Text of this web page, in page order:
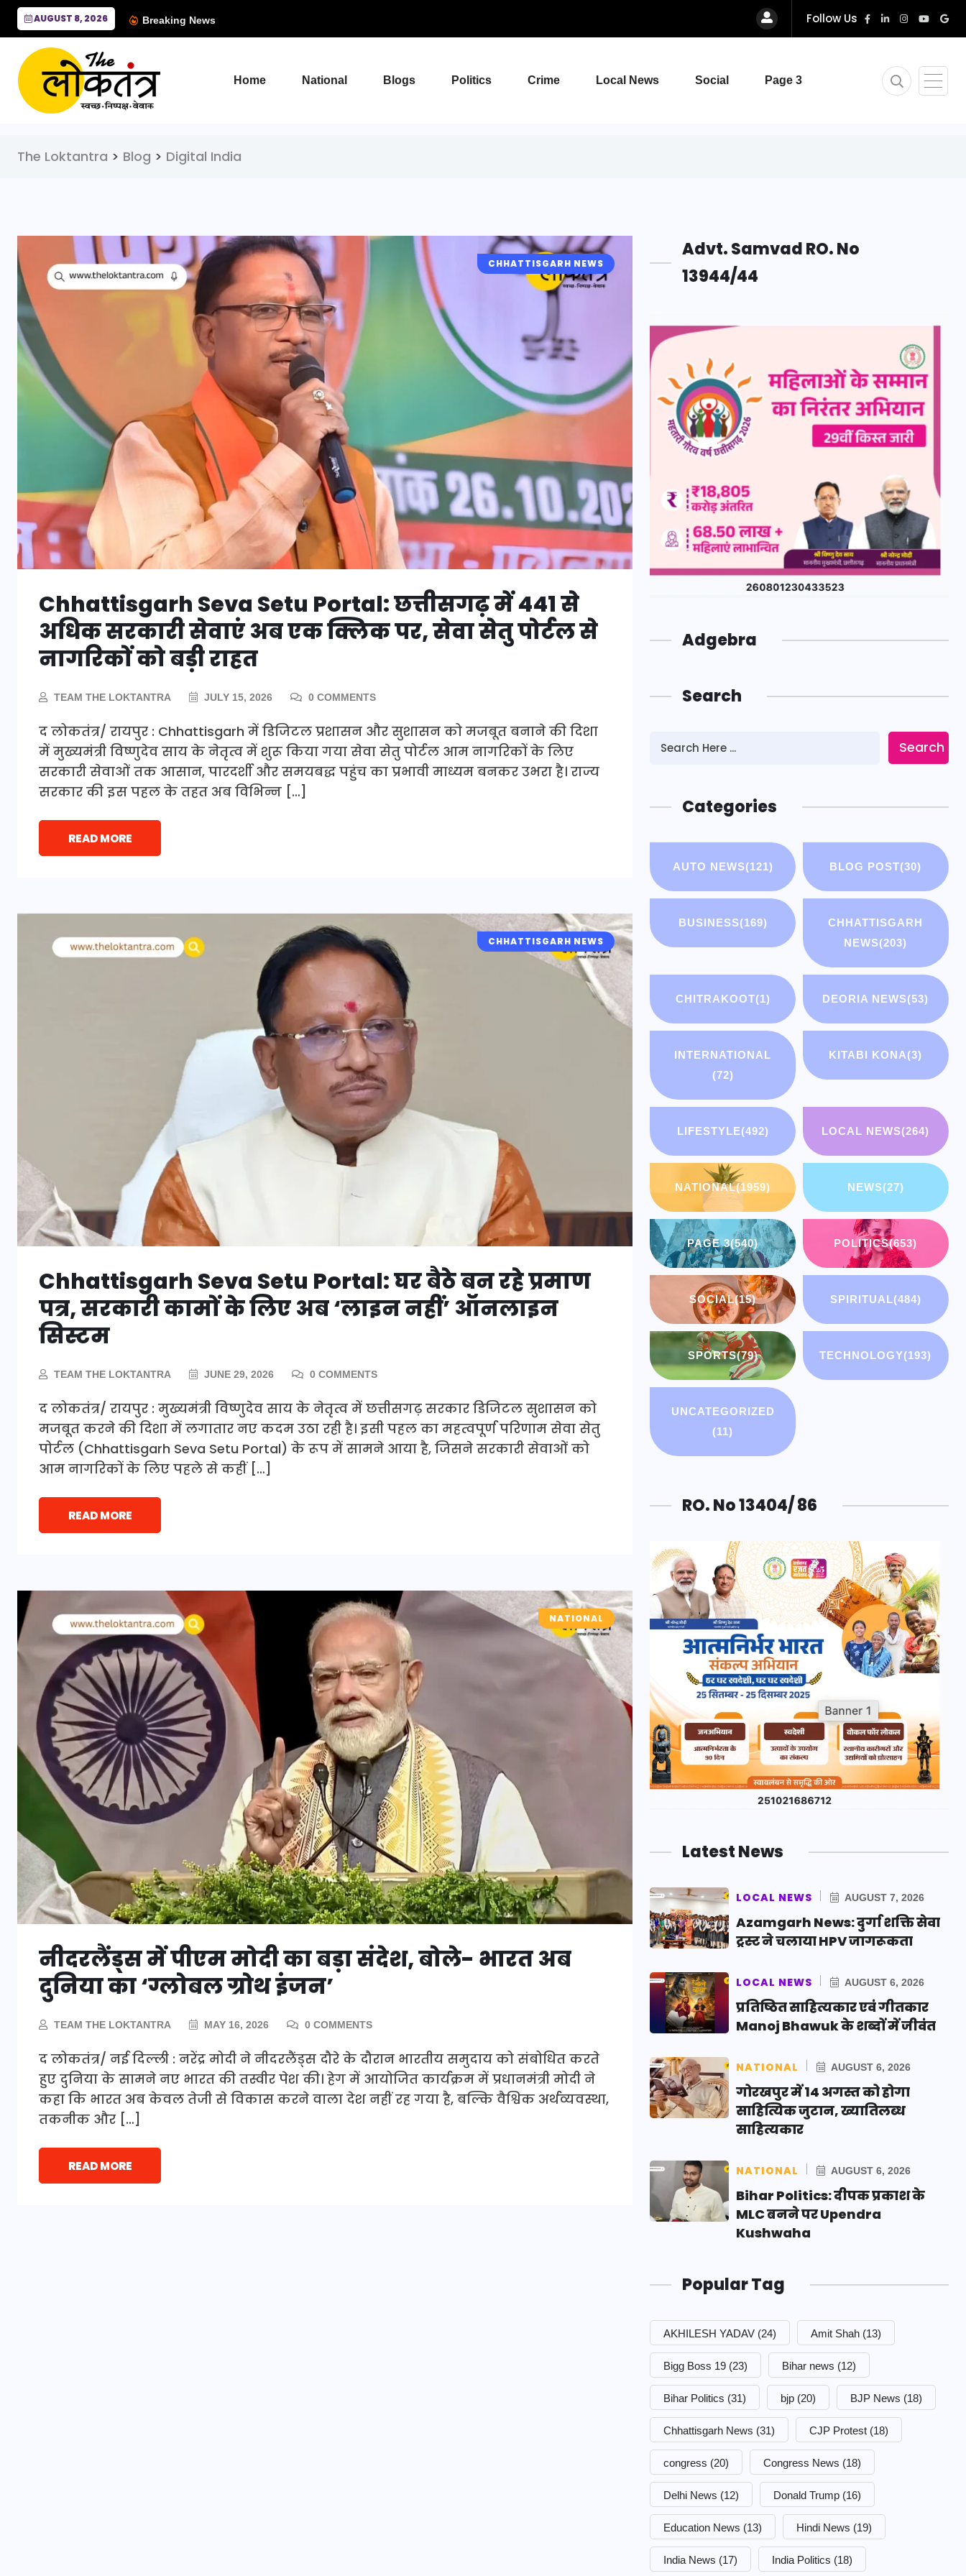
AUGUST 8, 2026 Breaking News Follow Us
Home National Blogs Politics Crime Local News Social Page 3
The Loktantra > Blog > Digital India
CHHATTISGARH NEWS
Chhattisgarh Seva Setu Portal: छत्तीसगढ़ में 441 से
अधिक सरकारी सेवाएं अब एक क्लिक पर, सेवा सेतु पोर्टल से
नागरिकों को बड़ी राहत
TEAM THE LOKTANTRA JULY 15, 2026 0 COMMENTS
द लोकतंत्र/ रायपुर : Chhattisgarh में डिजिटल प्रशासन और सुशासन को मजबूत बनाने की दिशा
में मुख्यमंत्री विष्णुदेव साय के नेतृत्व में शुरू किया गया सेवा सेतु पोर्टल आम नागरिकों के लिए
सरकारी सेवाओं तक आसान, पारदर्शी और समयबद्ध पहुंच का प्रभावी माध्यम बनकर उभरा है। राज्य
सरकार की इस पहल के तहत अब विभिन्न […]
READ MORE
CHHATTISGARH NEWS
Chhattisgarh Seva Setu Portal: घर बैठे बन रहे प्रमाण
पत्र, सरकारी कामों के लिए अब ‘लाइन नहीं’ ऑनलाइन
सिस्टम
TEAM THE LOKTANTRA JUNE 29, 2026 0 COMMENTS
द लोकतंत्र/ रायपुर : मुख्यमंत्री विष्णुदेव साय के नेतृत्व में छत्तीसगढ़ सरकार डिजिटल सुशासन को
मजबूत करने की दिशा में लगातार नए कदम उठा रही है। इसी पहल का महत्वपूर्ण परिणाम सेवा सेतु
पोर्टल (Chhattisgarh Seva Setu Portal) के रूप में सामने आया है, जिसने सरकारी सेवाओं को
आम नागरिकों के लिए पहले से कहीं […]
READ MORE
NATIONAL
नीदरलैंड्स में पीएम मोदी का बड़ा संदेश, बोले- भारत अब
दुनिया का ‘ग्लोबल ग्रोथ इंजन’
TEAM THE LOKTANTRA MAY 16, 2026 0 COMMENTS
द लोकतंत्र/ नई दिल्ली : नरेंद्र मोदी ने नीदरलैंड्स दौरे के दौरान भारतीय समुदाय को संबोधित करते
हुए दुनिया के सामने नए भारत की तस्वीर पेश की। हेग में आयोजित कार्यक्रम में प्रधानमंत्री मोदी ने
कहा कि भारत अब केवल तेजी से विकास करने वाला देश नहीं रह गया है, बल्कि वैश्विक अर्थव्यवस्था,
तकनीक और […]
READ MORE
Advt. Samvad RO. No
13944/44
Adgebra
Search
Search
Categories
AUTO NEWS(121) BLOG POST(30)
BUSINESS(169)
CHHATTISGARH
NEWS(203)
CHITRAKOOT(1) DEORIA NEWS(53)
INTERNATIONAL
(72)
KITABI KONA(3)
LIFESTYLE(492) LOCAL NEWS(264)
NATIONAL(1959) NEWS(27)
PAGE 3(540) POLITICS(653)
SOCIAL(15) SPIRITUAL(484)
SPORTS(79) TECHNOLOGY(193)
UNCATEGORIZED
(11)
RO. No 13404/ 86
Latest News
LOCAL NEWS AUGUST 7, 2026
Azamgarh News: दुर्गा शक्ति सेवा
ट्रस्ट ने चलाया HPV जागरूकता
LOCAL NEWS AUGUST 6, 2026
प्रतिष्ठित साहित्यकार एवं गीतकार
Manoj Bhawuk के शब्दों में जीवंत
NATIONAL AUGUST 6, 2026
गोरखपुर में 14 अगस्त को होगा
साहित्यिक जुटान, ख्यातिलब्ध
साहित्यकार
NATIONAL AUGUST 6, 2026
Bihar Politics: दीपक प्रकाश के
MLC बनने पर Upendra
Kushwaha
Popular Tag
AKHILESH YADAV (24) Amit Shah (13)
Bigg Boss 19 (23) Bihar news (12)
Bihar Politics (31) bjp (20) BJP News (18)
Chhattisgarh News (31) CJP Protest (18)
congress (20) Congress News (18)
Delhi News (12) Donald Trump (16)
Education News (13) Hindi News (19)
India News (17) India Politics (18)